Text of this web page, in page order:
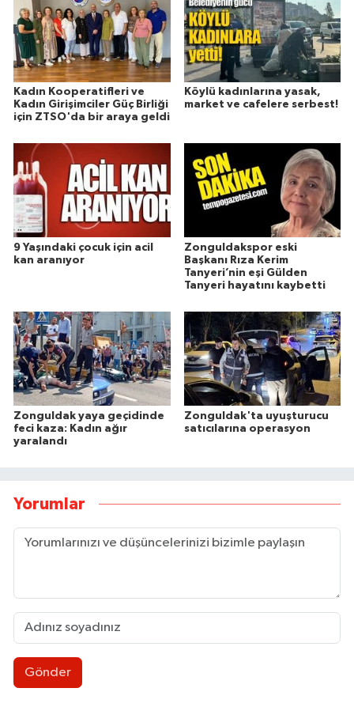
Kadın Kooperatifleri ve
Kadın Girişimciler Güç Birliği
için ZTSO'da bir araya geldi
Köylü kadınlarına yasak,
market ve cafelere serbest!
9 Yaşındaki çocuk için acil
kan aranıyor
Zonguldakspor eski
Başkanı Rıza Kerim
Tanyeri’nin eşi Gülden
Tanyeri hayatını kaybetti
Zonguldak yaya geçidinde
feci kaza: Kadın ağır
yaralandı
Zonguldak'ta uyuşturucu
satıcılarına operasyon
Yorumlar
Gönder
21:30 |Düğme, Dümen, Değirmen, Define... /Zeki